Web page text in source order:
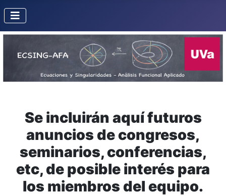
Se incluirán aquí futuros
anuncios de congresos,
seminarios, conferencias,
etc, de posible interés para
los miembros del equipo.